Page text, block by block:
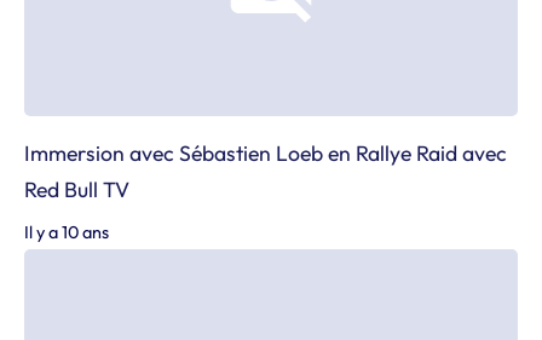
Immersion avec Sébastien Loeb en Rallye Raid avec
Red Bull TV
Il y a 10 ans